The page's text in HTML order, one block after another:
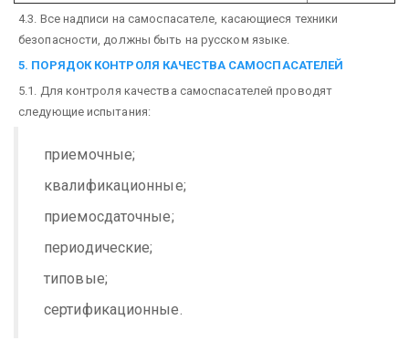
4.3. Все надписи на самоспасателе, касающиеся техники
безопасности, должны быть на русском языке.
5. ПОРЯДОК КОНТРОЛЯ КАЧЕСТВА САМОСПАСАТЕЛЕЙ
5.1. Для контроля качества самоспасателей проводят
следующие испытания:
приемочные;
квалификационные;
приемосдаточные;
периодические;
типовые;
сертификационные.